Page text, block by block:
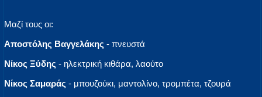
Μαζί τους οι:
Αποστόλης Βαγγελάκης - πνευστά
Νίκος Ξύδης - ηλεκτρική κιθάρα, λαούτο
Νίκος Σαμαράς - μπουζούκι, μαντολίνο, τρομπέτα, τζουρά